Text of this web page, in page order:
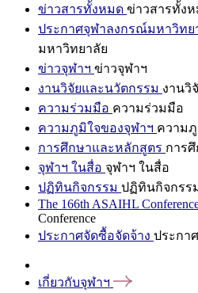
ข่าวสารทั้งหมด ข่าวสารทั้ง
ประกาศจุฬาลงกรณ์มหาวิทย
มหาวิทยาลัย
ข่าวจุฬาฯ ข่าวจุฬาฯ
งานวิจัยและนวัตกรรม งานวิ
ความร่วมมือ ความร่วมมือ
ความภูมิใจของจุฬาฯ ความ
การศึกษาและหลักสูตร การ
จุฬาฯ ในสื่อ จุฬาฯ ในสื่อ
ปฏิทินกิจกรรม ปฏิทินกิจกรร
The 166th ASAIHL
Conference
ประกาศจัดซื้อจัดจ้าง ประกา
เกี่ยวกับจุฬาฯ